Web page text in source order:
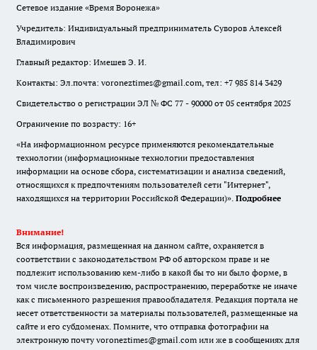
Сетевое издание «Время Воронежа»
Учредитель: Индивидуальный предприниматель Суворов Алексей
Владимирович
Главный редактор: Имешев Э. И.
Контакты: Эл.почта: voroneztimes@gmail.com, тел: +7 985 814 3429
Свидетельство о регистрации ЭЛ № ФС 77 - 90000 от 05 сентября 2025
Ограничение по возрасту: 16+
«На информационном ресурсе применяются рекомендательные
технологии (информационные технологии предоставления
информации на основе сбора, систематизации и анализа сведений,
относящихся к предпочтениям пользователей сети "Интернет",
находящихся на территории Российской Федерации)». Подробнее
Внимание!
Вся информация, размещенная на данном сайте, охраняется в
соответствии с законодательством РФ об авторском праве и не
подлежит использованию кем-либо в какой бы то ни было форме, в
том числе воспроизведению, распространению, переработке не иначе
как с письменного разрешения правообладателя. Редакция портала не
несет ответственности за материалы пользователей, размещенные на
сайте и его субдоменах. Помните, что отправка фотографии на
электронную почту voroneztimes@gmail.com или же в сообщениях для